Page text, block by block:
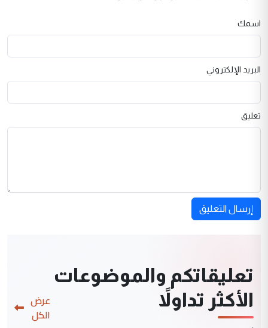
اسمك
البريد الإلكتروني
تعليق
إرسال التعليق
تعليقاتكم والموضوعات
الأكثر تداولاً
عرض
الكل